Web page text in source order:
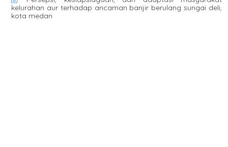
kelurahan aur terhadap ancaman banjir berulang sungai deli,
kota medan